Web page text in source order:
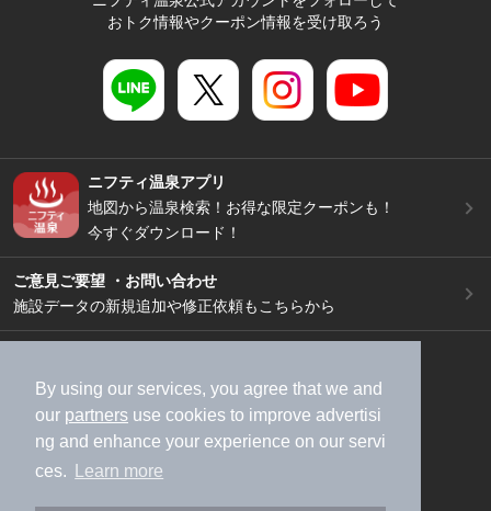
By using our services, you agree that we and
our partners use cookies to improve advertisi
ng and enhance your experience on our servi
ces.
Learn more
おトク情報やクーポン情報を受け取ろう
ニフティ温泉アプリ
地図から温泉検索！お得な限定クーポンも！
今すぐダウンロード！
ご意見ご要望 ・お問い合わせ
施設データの新規追加や修正依頼もこちらから
加盟店募集（資料請求）
広告出稿のご案内
利用規約
ライフスタイルMEMBERS+規約
特定商取引法に基づく表記
ヘルプ
採用情報
運営会社